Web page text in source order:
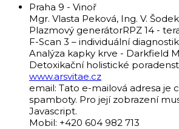
Praha 9 - Vinoř
Mgr. Vlasta Peková, Ing. V. Šodek
Plazmový generátorRPZ 14 -
F-Scan 3 – individuální
Analýza kapky krve - Darkfield
Detoxikační holistické
www.arsvitae.cz
email: Tato e-mailová adresa je
spamboty. Pro její zobrazení
Javascript.
Mobil: +420 604 982 713